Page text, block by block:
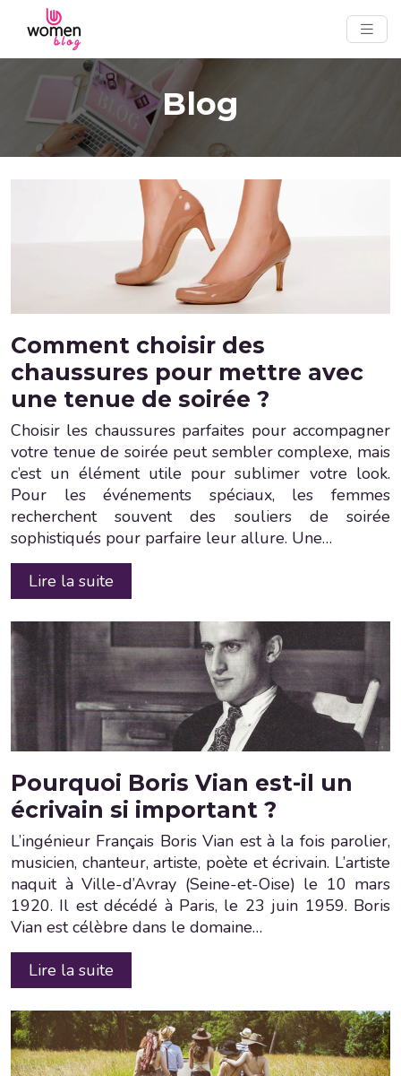
Blog
Comment choisir des
chaussures pour mettre avec
une tenue de soirée ?
Choisir les chaussures parfaites pour accompagner
votre tenue de soirée peut sembler complexe, mais
c’est un élément utile pour sublimer votre look.
Pour les événements spéciaux, les femmes
recherchent souvent des souliers de soirée
sophistiqués pour parfaire leur allure. Une…
Lire la suite
Pourquoi Boris Vian est-il un
écrivain si important ?
L’ingénieur Français Boris Vian est à la fois parolier,
musicien, chanteur, artiste, poète et écrivain. L’artiste
naquit à Ville-d’Avray (Seine-et-Oise) le 10 mars
1920. Il est décédé à Paris, le 23 juin 1959. Boris
Vian est célèbre dans le domaine…
Lire la suite